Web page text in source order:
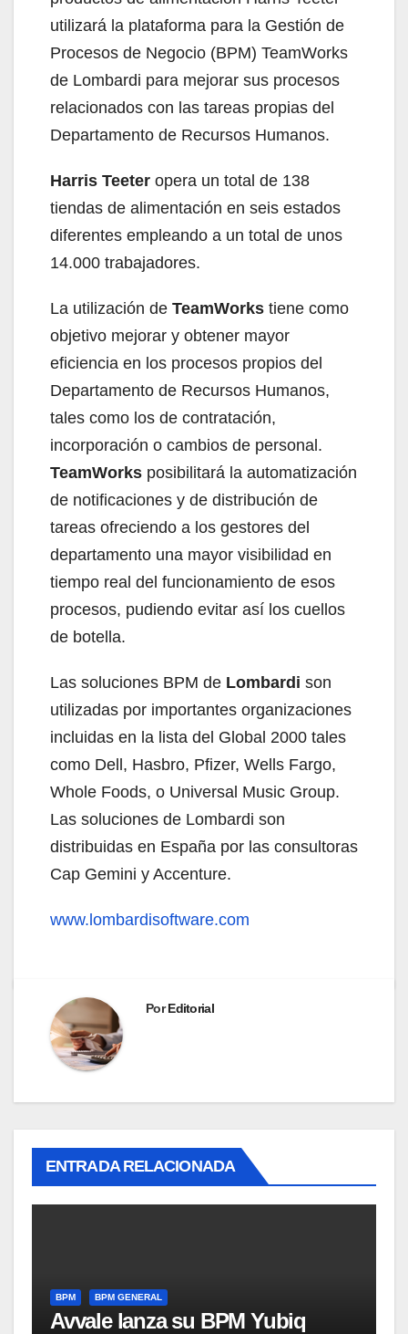
utilizará la plataforma para la Gestión de
Procesos de Negocio (BPM) TeamWorks
de Lombardi para mejorar sus procesos
relacionados con las tareas propias del
Departamento de Recursos Humanos.
Harris Teeter opera un total de 138
tiendas de alimentación en seis estados
diferentes empleando a un total de unos
14.000 trabajadores.
La utilización de TeamWorks tiene como
objetivo mejorar y obtener mayor
eficiencia en los procesos propios del
Departamento de Recursos Humanos,
tales como los de contratación,
incorporación o cambios de personal.
TeamWorks posibilitará la automatización
de notificaciones y de distribución de
tareas ofreciendo a los gestores del
departamento una mayor visibilidad en
tiempo real del funcionamiento de esos
procesos, pudiendo evitar así los cuellos
de botella.
Las soluciones BPM de Lombardi son
utilizadas por importantes organizaciones
incluidas en la lista del Global 2000 tales
como Dell, Hasbro, Pfizer, Wells Fargo,
Whole Foods, o Universal Music Group.
Las soluciones de Lombardi son
distribuidas en España por las consultoras
Cap Gemini y Accenture.
www.lombardisoftware.com
PorEditorial
ENTRADA RELACIONADA
BPM BPM GENERAL
Avvale lanza su BPM Yubiq